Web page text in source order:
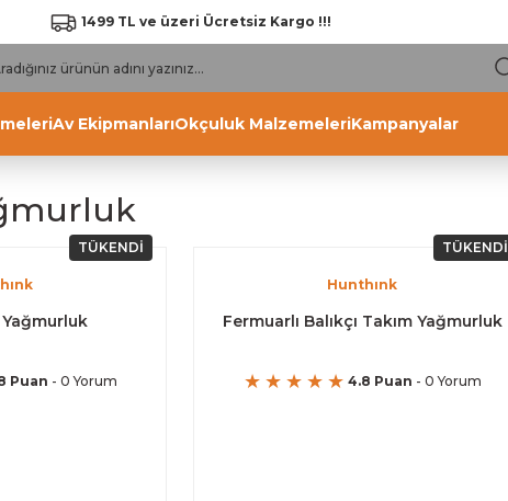
1499 TL ve üzeri Ücretsiz Kargo !!!
Av EkipmanlarıOkçuluk MalzemeleriKampanyalar
TÜKENDİ
Yağmurluk
Puan - 0 Yorum
TÜKENDİ
Hunthınk
Fermuarlı Balıkçı Takım Yağmurluk
4.8 Puan - 0 Yorum